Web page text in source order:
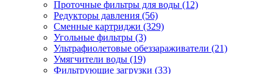
Проточные фильтры для воды (12)
Редукторы давления (56)
Сменные картриджи (329)
Угольные фильтры (3)
Ультрафиолетовые обеззараживатели (21)
Умягчители воды (19)
Фильтрующие загрузки (33)